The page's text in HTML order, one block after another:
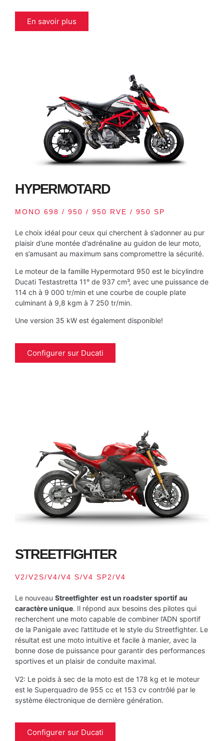
En savoir plus
HYPERMOTARD
MONO 698 / 950 / 950 RVE / 950 SP
Le choix idéal pour ceux qui cherchent à s’adonner au pur
plaisir d’une montée d’adrénaline au guidon de leur moto,
en s’amusant au maximum sans compromettre la sécurité.
Le moteur de la famille Hypermotard 950 est le bicylindre
Ducati Testastretta 11° de 937 cm³, avec une puissance de
114 ch à 9 000 tr/min et une courbe de couple plate
culminant à 9,8 kgm à 7 250 tr/min.
Une version 35 kW est également disponible!
Configurer sur Ducati
STREETFIGHTER
V2/V2S/V4/V4 S/V4 SP2/V4
Le nouveau Streetfighter est un roadster sportif au
caractère unique. Il répond aux besoins des pilotes qui
recherchent une moto capable de combiner l’ADN sportif
de la Panigale avec l’attitude et le style du Streetfighter. Le
résultat est une moto intuitive et facile à manier, avec la
bonne dose de puissance pour garantir des performances
sportives et un plaisir de conduite maximal.
V2: Le poids à sec de la moto est de 178 kg et le moteur
est le Superquadro de 955 cc et 153 cv contrôlé par le
système électronique de dernière génération.
Configurer sur Ducati